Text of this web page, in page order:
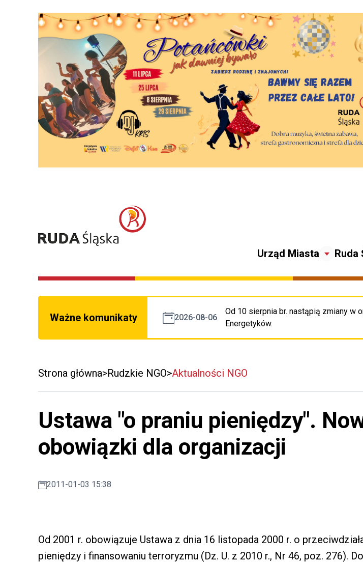
Urząd Miasta Ruda
Ważne komunikaty 2026-08-06
Od 10 sierpnia br. nastąpią zmiany w
Energetyków.
Strona główna Rudzkie NGO Aktualności NGO
Ustawa "o praniu pieniędzy".
obowiązki dla organizacji
2011-01-03 15:38
Od 2001 r. obowiązuje Ustawa z dnia 16 listopada 2000 r. o
pieniędzy i finansowaniu terroryzmu (Dz. U. z 2010 r., Nr 46, poz. 276).